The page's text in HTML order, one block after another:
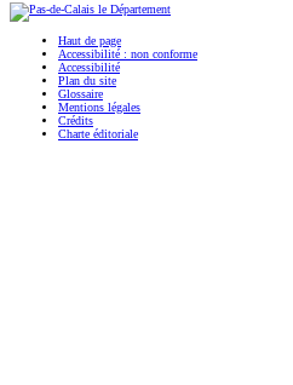
Haut de page
Accessibilité : non conforme
Accessibilité
Plan du site
Glossaire
Mentions légales
Crédits
Charte éditoriale